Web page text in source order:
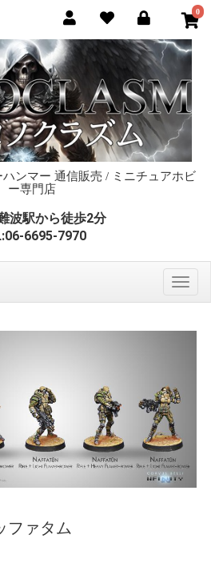
0
ンマー 通信販売 / ミニチュアホビ
ー専門店
波駅から徒歩2分
6695-7970
ァタム